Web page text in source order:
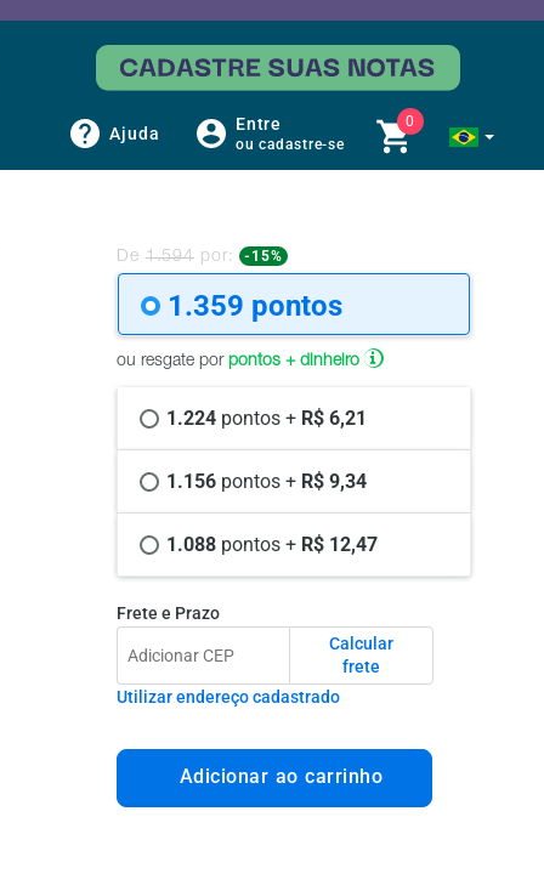
Ajuda Entre
ou cadastre-se
0
De 1.594 por: -15%
1.359 pontos
ou resgate por pontos + dinheiro
1.224 pontos + R$ 6,21
1.156 pontos + R$ 9,34
1.088 pontos + R$ 12,47
Frete e Prazo
Calcular
frete
Utilizar endereço cadastrado
Adicionar ao carrinho